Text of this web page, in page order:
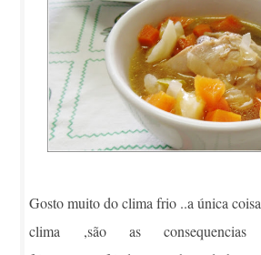
Gosto muito do clima frio ..a única
clima ,são as